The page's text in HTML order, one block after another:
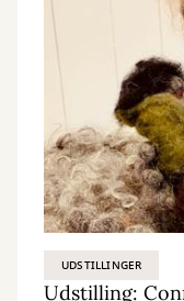
UDSTILLINGER